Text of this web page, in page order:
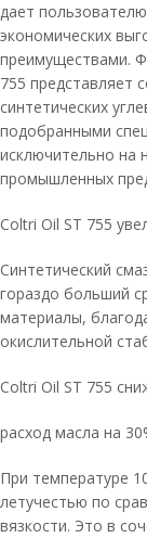
дает
экономических
преимуществами.
755 представляет
синтетических
подобранными
исключительно на
промышленных
Coltri Oil ST 755
Синтетический
гораздо больший
материалы,
окислительной
Coltri Oil ST 755
расход масла на
При температуре
летучестью по
вязкости. Это в